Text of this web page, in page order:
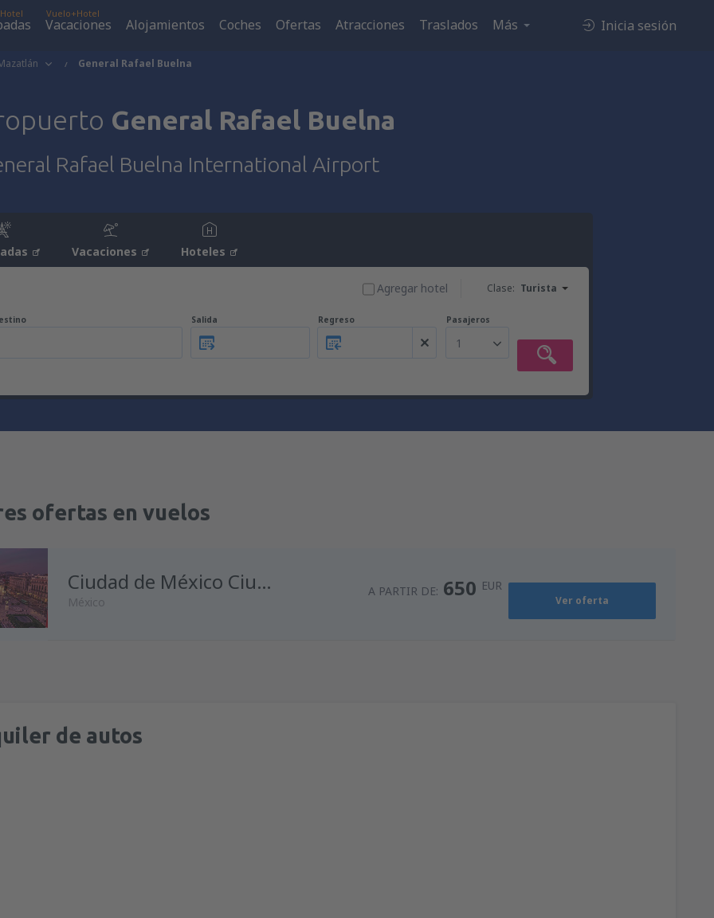
Vuelo+Hotel
Vacaciones Alojamientos Coches Ofertas Atracciones Traslados Más Inicia sesión
General Rafael Buelna
General Rafael Buelna
Rafael Buelna International Airport
Vacaciones Hoteles
Clase: Turista
Agregar hotel
Salida Regreso Pasajeros
1
ofertas en vuelos
Ciudad de México Ciudad de México Benito Juárez
México
A PARTIR DE: 650 EUR
Ver oferta
de autos